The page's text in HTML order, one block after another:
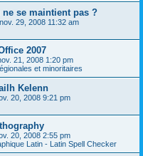
se maintient pas ?
29, 2008 11:32 am
2007
21, 2008 1:20 pm
et minoritaires
Kelenn
20, 2008 9:21 pm
20, 2008 2:55 pm
Latin - Latin Spell Checker